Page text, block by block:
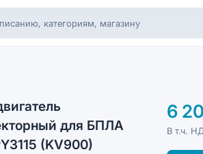
для БПЛА
(KV900)
6
В т.ч.